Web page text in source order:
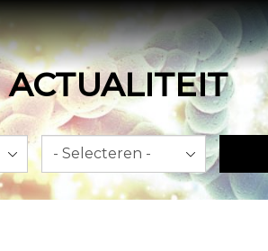
ACTUALITEIT
Jaar